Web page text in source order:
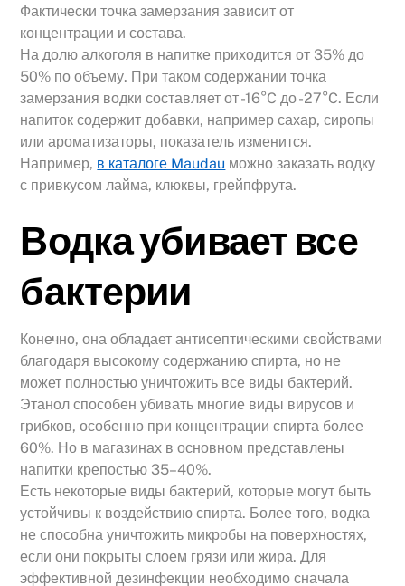
Фактически точка замерзания зависит от
концентрации и состава.
На долю алкоголя в напитке приходится от 35% до
50% по объему. При таком содержании точка
замерзания водки составляет от -16°C до -27°C. Если
напиток содержит добавки, например сахар, сиропы
или ароматизаторы, показатель изменится.
Например, в каталоге Maudau можно заказать водку
с привкусом лайма, клюквы, грейпфрута.
Водка убивает все
бактерии
Конечно, она обладает антисептическими свойствами
благодаря высокому содержанию спирта, но не
может полностью уничтожить все виды бактерий.
Этанол способен убивать многие виды вирусов и
грибков, особенно при концентрации спирта более
60%. Но в магазинах в основном представлены
напитки крепостью 35–40%.
Есть некоторые виды бактерий, которые могут быть
устойчивы к воздействию спирта. Более того, водка
не способна уничтожить микробы на поверхностях,
если они покрыты слоем грязи или жира. Для
эффективной дезинфекции необходимо сначала